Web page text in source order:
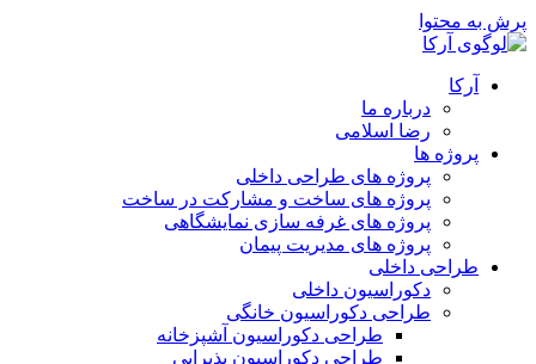
پرش به محتوا
آرکا
درباره ما
رضا اسلامی
پروژه ها
پروژه های طراحی داخلی
پروژه های ساخت و مشارکت در ساخت
پروژه های غرفه سازی نمایشگاهی
پروژه های مدیریت پیمان
طراحی داخلی
دکوراسیون داخلی
طراحی دکوراسیون خانگی
طراحی دکوراسیون آشپزخانه
طراحی دکوراسیون پذیرایی